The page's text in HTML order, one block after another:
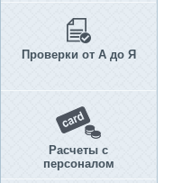
Проверки от А до Я
Расчеты с
персоналом